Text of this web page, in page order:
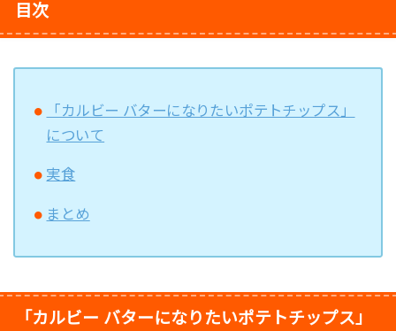
目次
「カルビー バターになりたいポテトチップス」
について
実食
まとめ
「カルビー バターになりたいポテトチップス」